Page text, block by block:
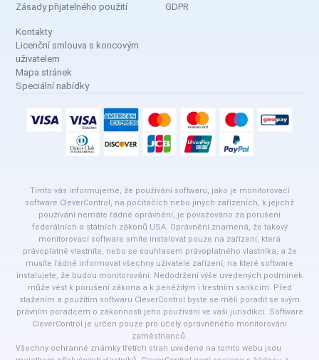
Zásady přijatelného použití
GDPR
Kontakty
Licenční smlouva s koncovým
uživatelem
Mapa stránek
Speciální nabídky
Tímto vás informujeme, že používání softwaru, jako je monitorovací
software CleverControl, na počítačích nebo jiných zařízeních, k jejichž
používání nemáte řádné oprávnění, je považováno za porušení
federálních a státních zákonů USA. Oprávnění znamená, že takový
monitorovací software smíte instalovat pouze na zařízení, která
právoplatně vlastníte, nebo se souhlasem právoplatného vlastníka, a že
musíte řádně informovat všechny uživatele zařízení, na které software
instalujete, že budou monitorováni. Nedodržení výše uvedených podmínek
může vést k porušení zákona a k peněžitým i trestním sankcím. Před
stažením a použitím softwaru CleverControl byste se měli poradit se svým
právním poradcem o zákonnosti jeho používání ve vaší jurisdikci. Software
CleverControl je určen pouze pro účely oprávněného monitorování
zaměstnanců.
Všechny ochranné známky třetích stran uvedené na tomto webu jsou